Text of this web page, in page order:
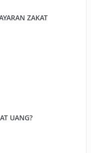
ZAKAT
UANG?